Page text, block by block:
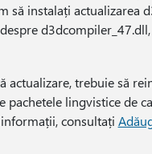
să instalați actualizarea
actualizare, trebuie să
pachetele lingvistice de
consultați